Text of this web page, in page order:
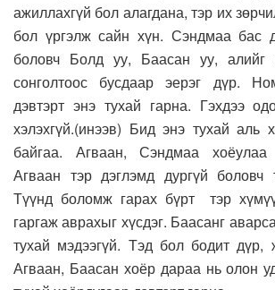
ажиллахгүй бол алагдана, тэр их
бол үргэлж сайн хүн. Сэндмаа бас
боловч Болд уу, Баасан уу, алийг
сонголтоос бусдаар эерэг дүр.
дэвтэрт энэ тухай гарна. Гэхдээ
хэлэхгүй.(инээв) Бид энэ тухай аль
байгаа. Агваан, Сэндмаа хоёулаа
Агваан тэр дэглэмд дургүй боловч
Түүнд боломж гарах бүрт тэр
гаргаж аврахыг хүсдэг. Баасанг
тухай мэдээгүй. Тэд бол бодит дүр,
Агваан, Баасан хоёр дараа нь олон